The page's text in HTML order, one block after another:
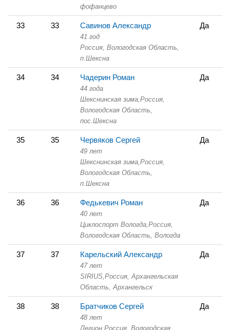
фофанцево
33 33 Савинов Александр
41 год
Россия, Вологодская Область,
п.Шексна
Да
34 34 Чадерин Роман
44 года
Шекснинская зима, Россия,
Вологодская Область,
пос.Шексна
Да
35 35 Червяков Сергей
49 лет
Шекснинская зима, Россия,
Вологодская Область,
п.Шексна
Да
36 36 Федькевич Роман
40 лет
Циклоспорт Вологда, Россия,
Вологодская Область, Вологда
Да
37 37 Карельский Александр
47 лет
SIRIUS, Россия, Архангельская
Область, Архангельск
Да
38 38 Братчиков Сергей
48 лет
Легион, Россия, Вологодская
Да